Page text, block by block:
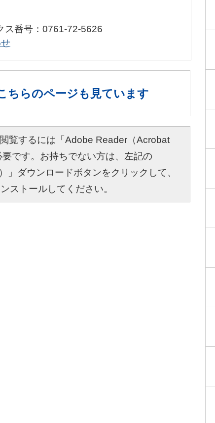
番号：0761-72-5626
ちらのページも見ています
覧するには「Adobe Reader（Acrobat
です。お持ちでない方は、左記の
」ダウンロードボタンをクリックして、
ストールしてください。